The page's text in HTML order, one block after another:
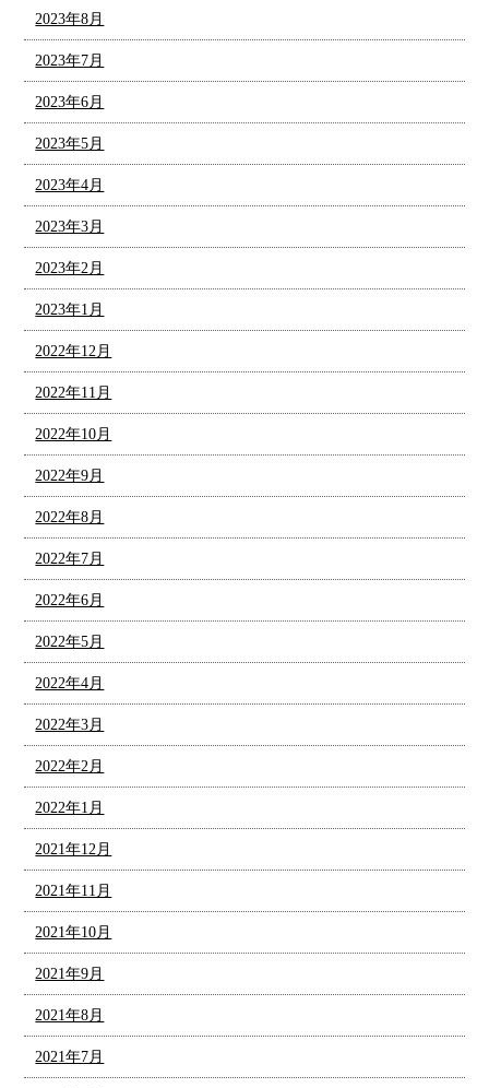
2023年8月
2023年7月
2023年6月
2023年5月
2023年4月
2023年3月
2023年2月
2023年1月
2022年12月
2022年11月
2022年10月
2022年9月
2022年8月
2022年7月
2022年6月
2022年5月
2022年4月
2022年3月
2022年2月
2022年1月
2021年12月
2021年11月
2021年10月
2021年9月
2021年8月
2021年7月